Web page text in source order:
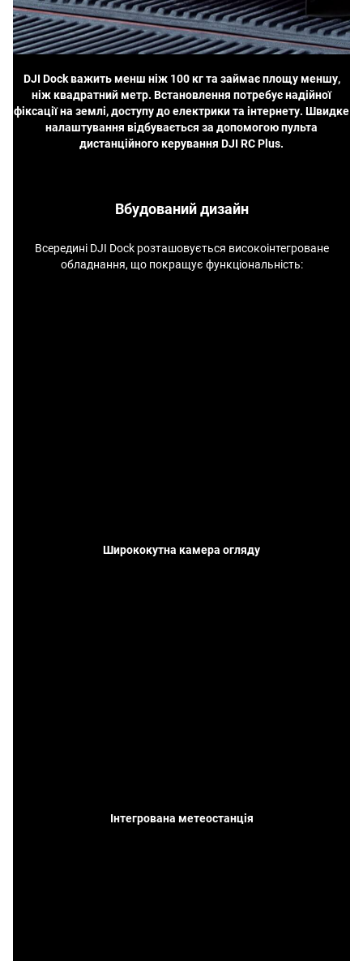
DJI Dock важить менш ніж 100 кг та займає площу меншу,
ніж квадратний метр. Встановлення потребує надійної
фіксації на землі, доступу до електрики та інтернету. Швидке
налаштування відбувається за допомогою пульта
дистанційного керування DJI RC Plus.
Вбудований дизайн
Всередині DJI Dock розташовується високоінтегроване
обладнання, що покращує функціональність:
Ширококутна камера огляду
Інтегрована метеостанція